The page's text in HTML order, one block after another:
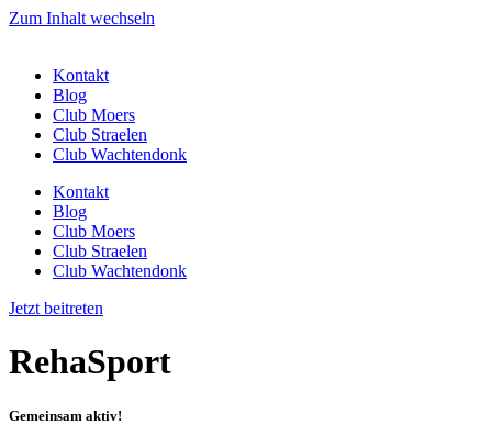
Zum Inhalt wechseln
Kontakt
Blog
Club Moers
Club Straelen
Club Wachtendonk
Kontakt
Blog
Club Moers
Club Straelen
Club Wachtendonk
Jetzt beitreten
RehaSport
Gemeinsam aktiv!